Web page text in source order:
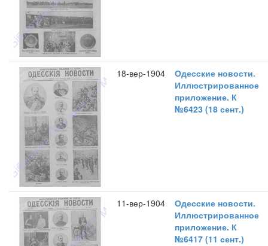
18-вер-1904
Одесские новости.
Иллюстрированное
приложение. К
№6423 (18 сент.)
11-вер-1904
Одесские новости.
Иллюстрированное
приложение. К
№6417 (11 сент.)